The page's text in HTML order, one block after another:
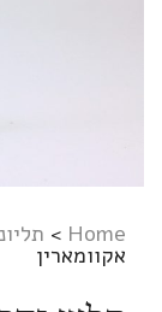
Home
>
אקוומארין